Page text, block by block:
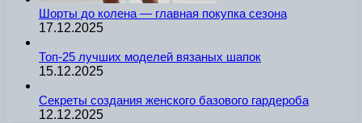
Шорты до колена — главная покупка сезона
17.12.2025
Топ-25 лучших моделей вязаных шапок
15.12.2025
Секреты создания женского базового гардероба
12.12.2025